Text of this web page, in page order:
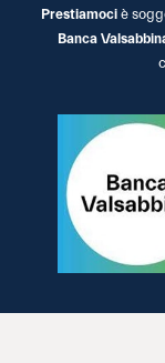
Prestiamoci è
Banca